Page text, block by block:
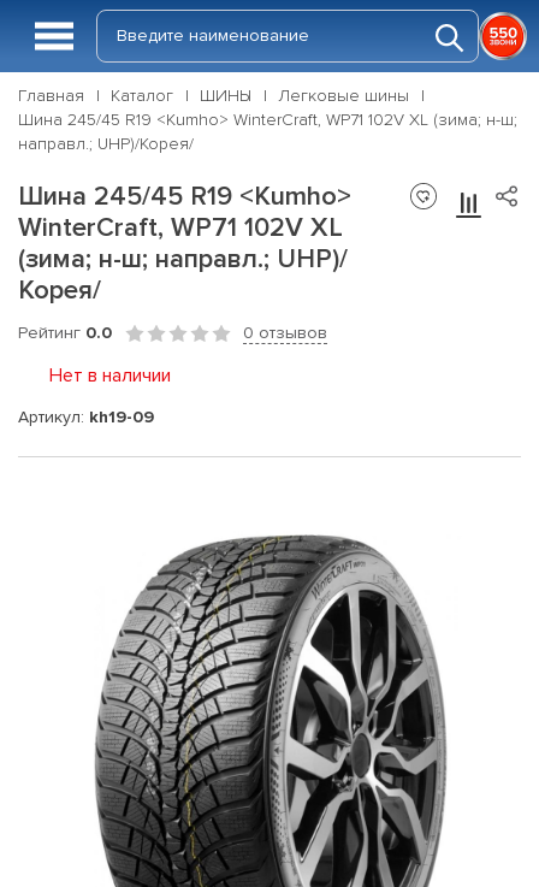
Главная Каталог ШИНЫ
Легковые шины
Шина 245/45 R19 <Kumho> WinterCraft, WP71 102V XL (зима; н-ш;
направл.; UHP)/Корея/
Шина 245/45 R19 <Kumho>
WinterCraft, WP71 102V XL
(зима; н-ш; направл.; UHP)/
Корея/
Рейтинг 0.0 0 отзывов
Нет в наличии
Артикул: kh19-09